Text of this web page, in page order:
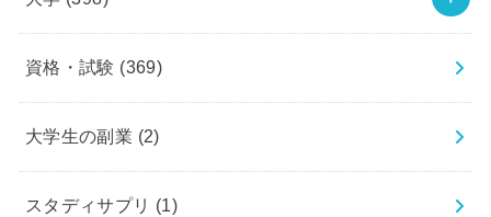
資格・試験 (369)
大学生の副業 (2)
スタディサプリ (1)